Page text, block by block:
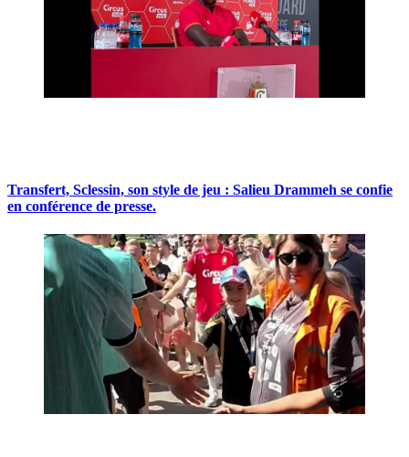
Transfert, Sclessin, son style de jeu : Salieu Drammeh se confie
en conférence de presse.